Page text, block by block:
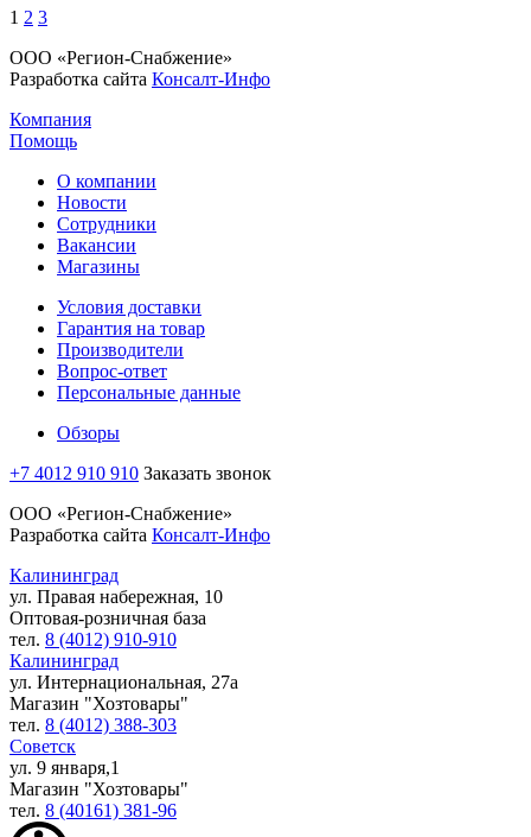
1 2 3
ООО «Регион-Снабжение»
Разработка сайта Консалт-Инфо
Компания
Помощь
О компании
Новости
Сотрудники
Вакансии
Магазины
Условия доставки
Гарантия на товар
Производители
Вопрос-ответ
Персональные данные
Обзоры
+7 4012 910 910 Заказать звонок
ООО «Регион-Снабжение»
Разработка сайта Консалт-Инфо
Калининград
ул. Правая набережная, 10
Оптовая-розничная база
тел. 8 (4012) 910-910
Калининград
ул. Интернациональная, 27а
Магазин "Хозтовары"
тел. 8 (4012) 388-303
Советск
ул. 9 января,1
Магазин "Хозтовары"
тел. 8 (40161) 381-96